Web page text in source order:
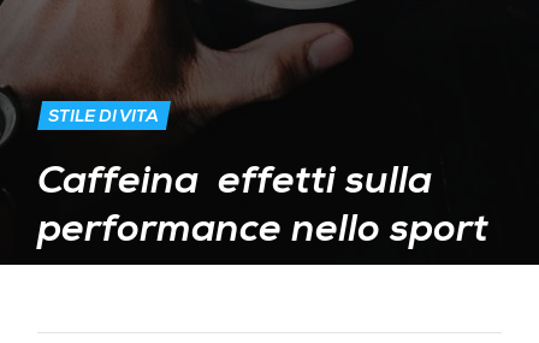
STILE DI VITA
Caffeina  effetti sulla
performance nello sport